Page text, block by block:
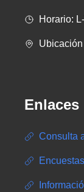
Horario:
Ubicación
Enlaces
Consulta